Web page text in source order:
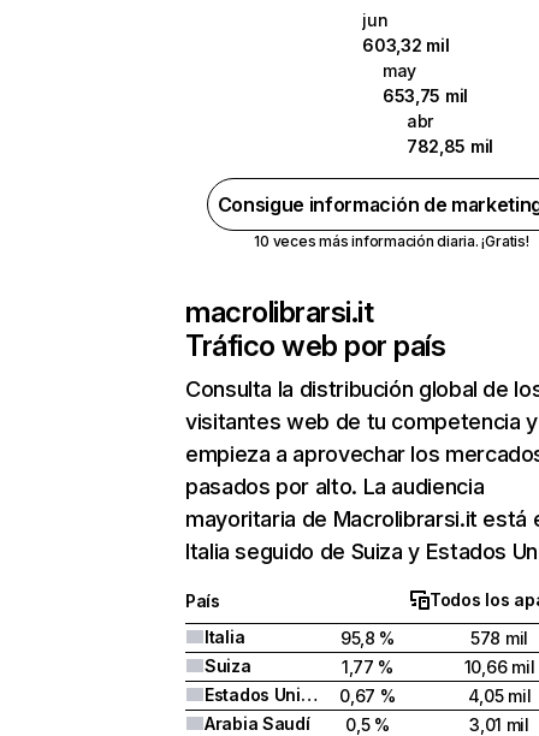
jun
603,32 mil
may
653,75 mil
abr
782,85 mil
Consigue información de
10 veces más información diaria. ¡Gratis!
macrolibrarsi.it
Tráfico web por país
Consulta la distribución global de
visitantes web de tu competencia y
empieza a aprovechar los
pasados por alto. La audiencia
mayoritaria de Macrolibrarsi.it está
Italia seguido de Suiza y Estados
País
Todos los
Italia
95,8 %
578 mil
Suiza
1,77 %
10,66 mil
Estados Unidos
0,67 %
4,05 mil
Arabia Saudí
0,5 %
3,01 mil